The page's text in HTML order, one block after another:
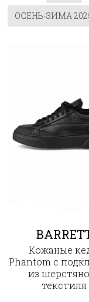
ОСЕНЬ-ЗИМА
Кожаные
Phantom с
из
текстиля